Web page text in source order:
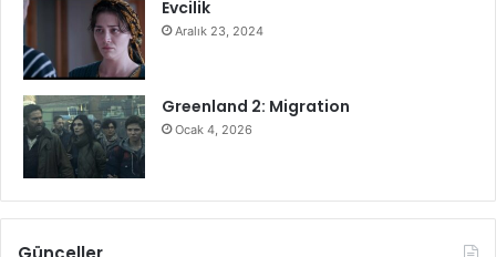
Evcilik
Aralık 23, 2024
Greenland 2: Migration
Ocak 4, 2026